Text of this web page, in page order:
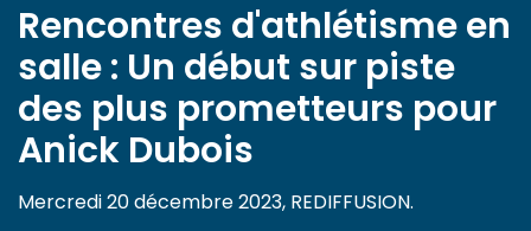
Rencontres d'athlétisme en
salle : Un début sur piste
des plus prometteurs pour
Anick Dubois
Mercredi 20 décembre 2023, REDIFFUSION.